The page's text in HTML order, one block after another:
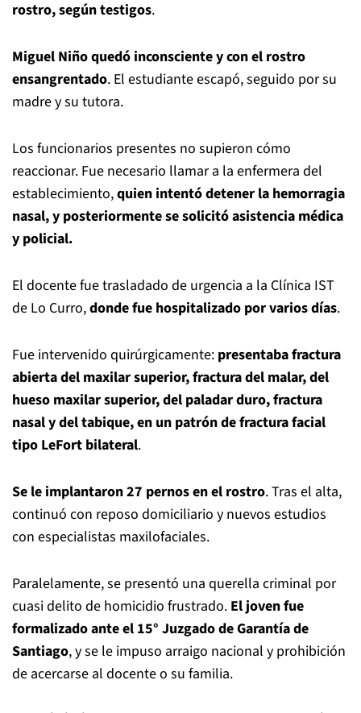
rostro, según testigos.
Miguel Niño quedó inconsciente y con el rostro
ensangrentado. El estudiante escapó, seguido por su
madre y su tutora.
Los funcionarios presentes no supieron cómo
reaccionar. Fue necesario llamar a la enfermera del
establecimiento,quien intentó detener la hemorragia
nasal, y posteriormente se solicitó asistencia médica
y policial.
El docente fue trasladado de urgencia a la Clínica IST
de Lo Curro,donde fue hospitalizado por varios días.
Fue intervenido quirúrgicamente: presentaba fractura
abierta del maxilar superior, fractura del malar, del
hueso maxilar superior, del paladar duro, fractura
nasal y del tabique, en un patrón de fractura facial
tipo LeFort bilateral.
Se le implantaron 27 pernos en el rostro. Tras el alta,
continuó con reposo domiciliario y nuevos estudios
con especialistas maxilofaciales.
Paralelamente, se presentó una querella criminal por
cuasi delito de homicidio frustrado. El joven fue
formalizado ante el 15° Juzgado de Garantía de
Santiago, y se le impuso arraigo nacional y prohibición
de acercarse al docente o su familia.